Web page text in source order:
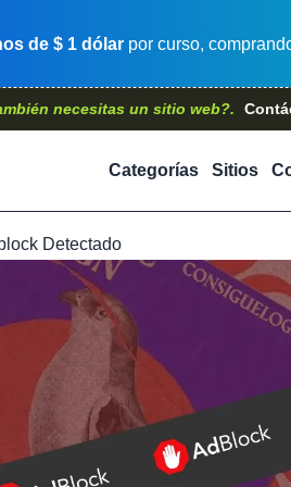
de $ 1 dólarpor curso,
un sitio web?. Contáctanos,
Categorías Sitios
Detectado